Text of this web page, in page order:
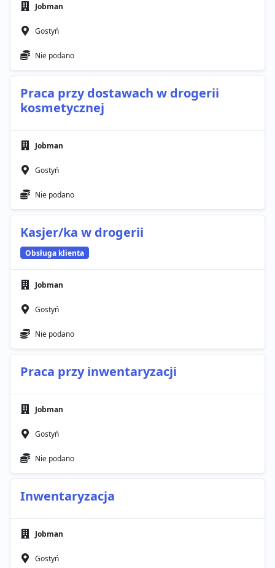
Jobman
Gostyń
Nie podano
Praca przy dostawach w drogerii
kosmetycznej
Jobman
Gostyń
Nie podano
Kasjer/ka w drogerii
Obsługa klienta
Jobman
Gostyń
Nie podano
Praca przy inwentaryzacji
Jobman
Gostyń
Nie podano
Inwentaryzacja
Jobman
Gostyń